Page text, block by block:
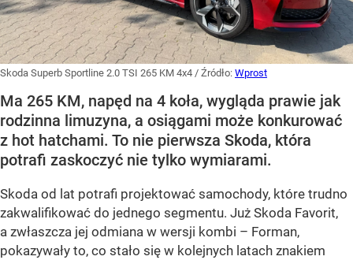
Skoda Superb Sportline 2.0 TSI 265 KM 4x4 / Źródło: Wprost
Ma 265 KM, napęd na 4 koła, wygląda prawie jak
rodzinna limuzyna, a osiągami może konkurować
z hot hatchami. To nie pierwsza Skoda, która
potrafi zaskoczyć nie tylko wymiarami.
Skoda od lat potrafi projektować samochody, które trudno
zakwalifikować do jednego segmentu. Już Skoda Favorit,
a zwłaszcza jej odmiana w wersji kombi – Forman,
pokazywały to, co stało się w kolejnych latach znakiem